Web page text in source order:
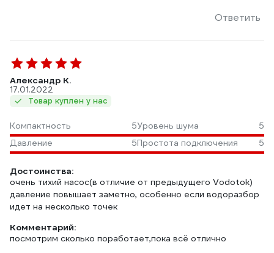
Ответить
Александр К.
17.01.2022
Товар куплен у нас
Компактность 5Уровень шума
5
Давление
5Простота подключения 5
Достоинства:
очень тихий насос(в отличие от предыдущего Vodotok)
давление повышает заметно, особенно если водоразбор
идет на несколько точек
Комментарий:
посмотрим сколько поработает,пока всё отлично